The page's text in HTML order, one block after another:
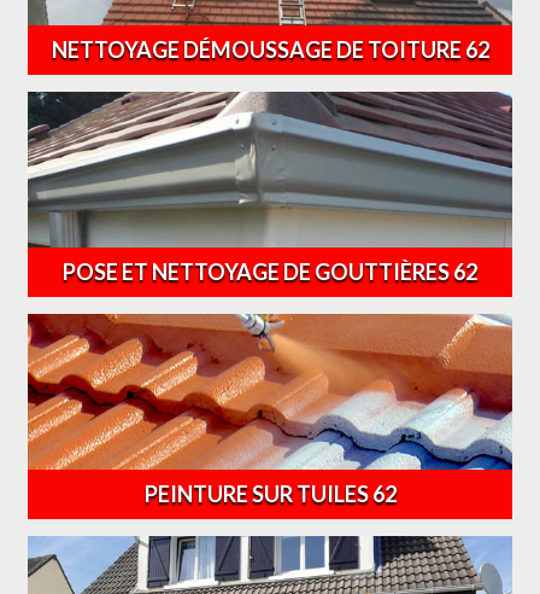
NETTOYAGE DÉMOUSSAGE DE TOITURE 62
POSE ET NETTOYAGE DE GOUTTIÈRES 62
PEINTURE SUR TUILES 62